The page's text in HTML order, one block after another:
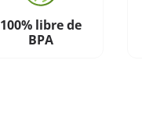
100% libre de
BPA